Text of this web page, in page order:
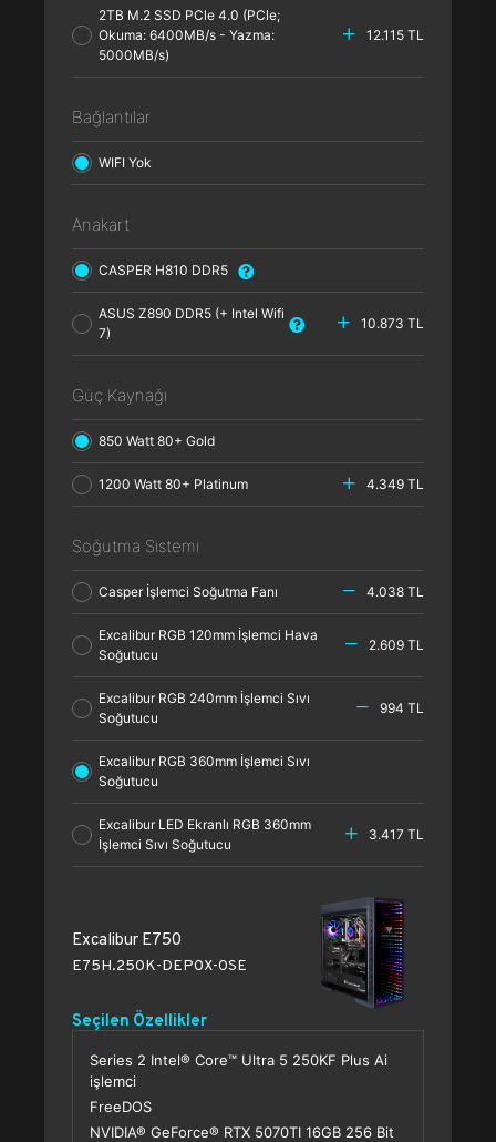
2TB M.2 SSD PCle 4.0 (PCle;
Okuma: 6400MB/s - Yazma:
5000MB/s)
12.115 TL
Bağlantılar
WIFI Yok
Anakart
CASPER H810 DDR5
ASUS Z890 DDR5 (+ Intel Wifi
7)
10.873 TL
Güç Kaynağı
850 Watt 80+ Gold
1200 Watt 80+ Platinum 4.349 TL
Soğutma Sistemi
Casper İşlemci Soğutma Fanı 4.038 TL
Excalibur RGB 120mm İşlemci Hava
Soğutucu
2.609 TL
Excalibur RGB 240mm İşlemci Sıvı
Soğutucu
994 TL
Excalibur RGB 360mm İşlemci Sıvı
Soğutucu
Excalibur LED Ekranlı RGB 360mm
İşlemci Sıvı Soğutucu
3.417 TL
Excalibur E750
E75H.250K-DEP0X-0SE
Seçilen Özellikler
Series 2 Intel® Core™ Ultra 5 250KF Plus Ai
işlemci
FreeDOS
NVIDIA® GeForce® RTX 5070TI 16GB 256 Bit